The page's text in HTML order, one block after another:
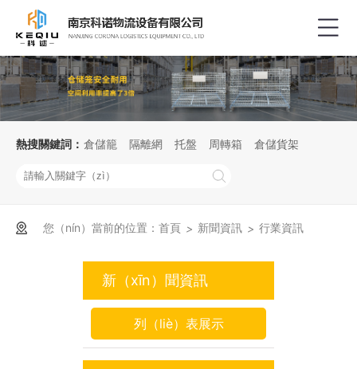
熱搜關鍵詞： 倉儲籠 隔離網 托盤 周轉箱 倉儲貨架
您（nín）當前的位置： 首頁 > 新聞資訊 > 行業資訊
新（xīn）聞資訊
列（liè）表展示